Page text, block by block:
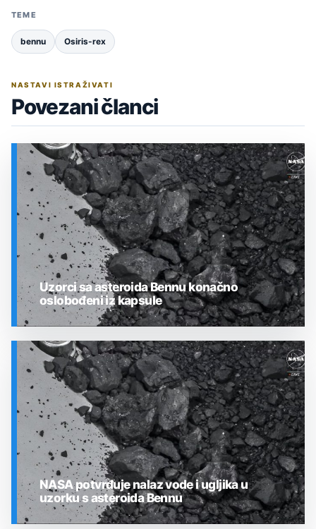
TEME
bennu Osiris-rex
NASTAVI ISTRAŽIVATI
Povezani članci
SVEMIR
Uzorci sa asteroida Bennu konačno
oslobođeni iz kapsule
NASA potvrđuje nalaz vode i ugljika u
uzorku s asteroida Bennu